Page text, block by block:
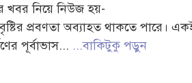
খবর নিয়ে নিউজ হয়-
প্রবণতা অব্যাহত থাকতে পারে।
পূর্বাভাস... ...বাকিটুকু পড়ুন